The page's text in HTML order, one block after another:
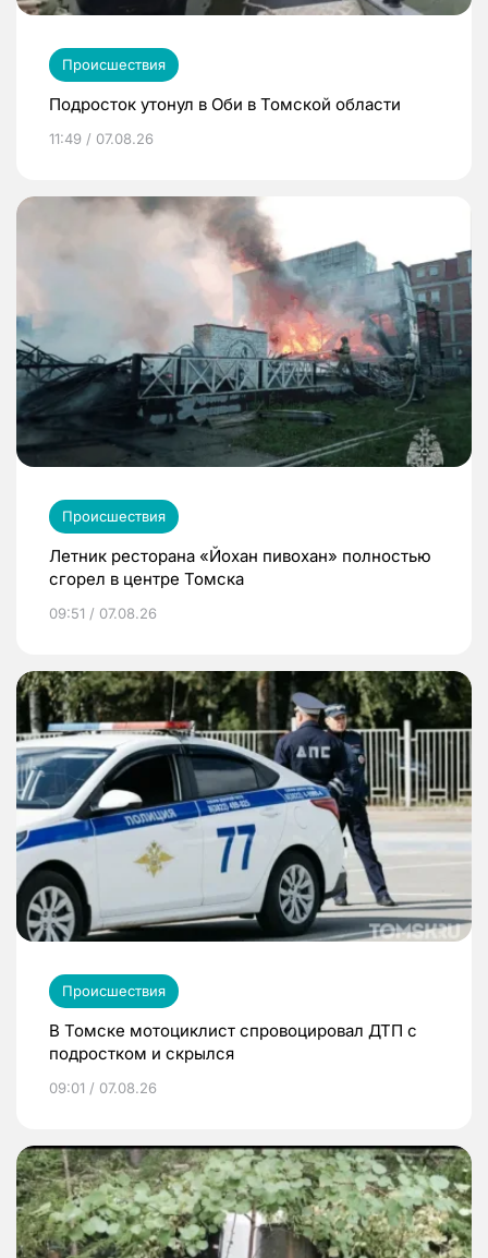
Происшествия
Подросток утонул в Оби в Томской области
11:49 / 07.08.26
Происшествия
Летник ресторана «Йохан пивохан» полностью
сгорел в центре Томска
09:51 / 07.08.26
Происшествия
В Томске мотоциклист спровоцировал ДТП с
подростком и скрылся
09:01 / 07.08.26